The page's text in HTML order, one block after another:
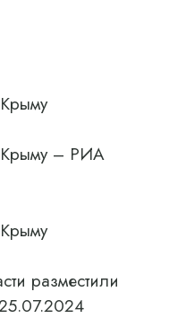
Крыму – РИА
разместили